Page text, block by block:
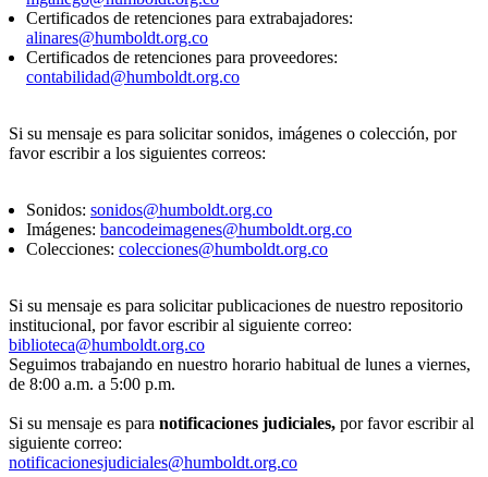
Certificados de retenciones para extrabajadores:
alinares@humboldt.org.co
Certificados de retenciones para proveedores:
contabilidad@humboldt.org.co
Si su mensaje es para solicitar sonidos, imágenes o colección, por
favor escribir a los siguientes correos:
Sonidos: sonidos@humboldt.org.co
Imágenes: bancodeimagenes@humboldt.org.co
Colecciones: colecciones@humboldt.org.co
Si su mensaje es para solicitar publicaciones de nuestro repositorio
institucional, por favor escribir al siguiente correo:
biblioteca@humboldt.org.co
Seguimos trabajando en nuestro horario habitual de lunes a viernes,
de 8:00 a.m. a 5:00 p.m.
Si su mensaje es para notificaciones judiciales, por favor escribir al
siguiente correo:
notificacionesjudiciales@humboldt.org.co